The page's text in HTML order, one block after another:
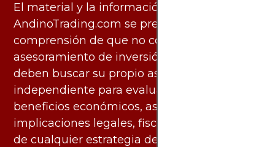
El material y la información disponibles en
AndinoTrading.com se presentan con la
comprensión de que no constituyen
asesoramiento de inversión. Los usuarios
deben buscar su propio asesoramiento
independiente para evaluar los riesgos y
beneficios económicos, así como las
implicaciones legales, fiscales y contables
de cualquier estrategia de inversión,